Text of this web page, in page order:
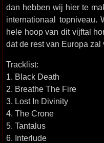
dan hebben wij hier te
internationaal topniveau.
hele hoop van dit vijftal
dat de rest van Europa zal
Tracklist:
1. Black Death
2. Breathe The Fire
3. Lost In Divinity
4. The Crone
5. Tantalus
6. Interlude